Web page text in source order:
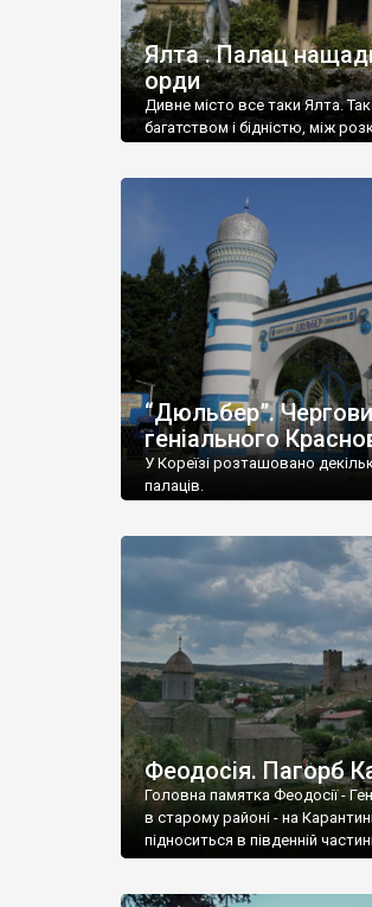
Ялта . Палац
орди
Дивне місто все таки Ялта.
багатством і бідністю, між
“Дюльбер”.
геніального
У Кореїзі розташовано
палаців.
Феодосія. Пагорб
Головна памятка Феодосії -
в старому районі - на
підноситься в південній